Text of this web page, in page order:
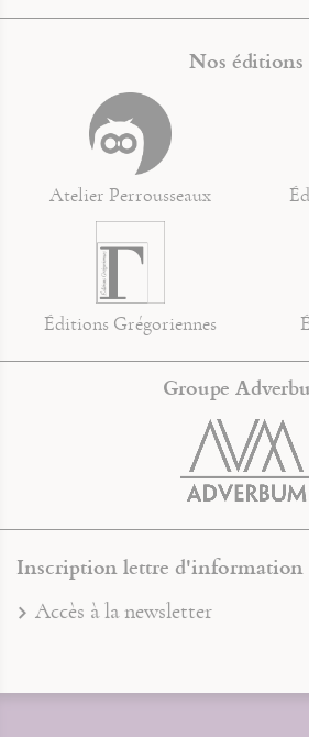
Nos éditions
Atelier Perrousseaux
Éditions Grégoriennes
Groupe
Inscription lettre d'information
Accès à la newsletter